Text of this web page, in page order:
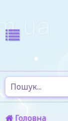
Головна